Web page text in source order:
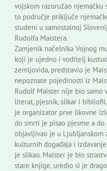
vojskom razoružao
to područje priključe
studeni u samostalnoj
Rudolfa Maistera.
Zamjenik načelnika Vojnog
koji je ujedno i voditelj
zemljovida, predstavio je
nepoznate pojedinosti iz
Rudolf Maister nije bio samo
literat, pjesnik, slikar i
je organizator prve likovne
do smrti je pisao pjesme a
objavljivao je u Ljubljanskom
kulturnih događaja i
je slikao. Maister je bio
stare knjige, uredio si je